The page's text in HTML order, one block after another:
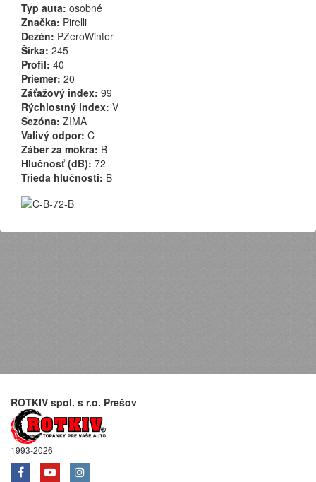
Typ auta: osobné
Značka: Pirelli
Dezén: PZeroWinter
Šírka: 245
Profil: 40
Priemer: 20
Záťažový index: 99
Rýchlostný index: V
Sezóna: ZIMA
Valivý odpor: C
Záber za mokra: B
Hlučnosť (dB): 72
Trieda hlučnosti: B
ROTKIV spol. s r.o. Prešov
1993-2026